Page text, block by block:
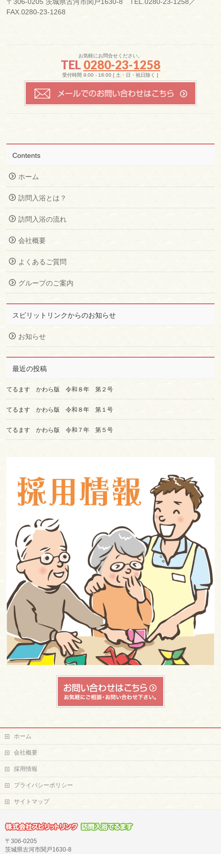
FAX.0280-23-1268
お気軽にお問合せください。
TEL 0280-23-1258
受付時間 9:00 - 18:00 [ 土・日・祝日除く ]
Contents
ホーム
訪問入浴とは？
訪問入浴の流れ
会社概要
よくあるご質問
グループのご案内
スピリットリンクからのお知らせ
お知らせ
最近の投稿
てるます かわら版 令和８年 第２号
てるます かわら版 令和８年 第１号
てるます かわら版 令和７年 第５号
ホーム
会社概要
採用情報
プライバシーポリシー
サイトマップ
〒306-0205
茨城県古河市関戸1630-8